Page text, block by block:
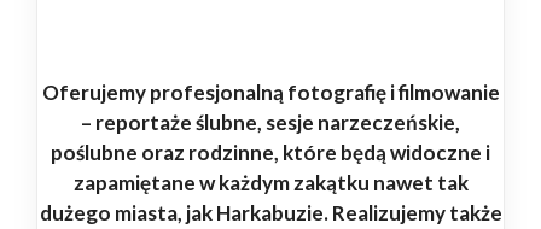
Oferujemy profesjonalną fotografię i filmowanie
– reportaże ślubne, sesje narzeczeńskie,
poślubne oraz rodzinne, które będą widoczne i
zapamiętane w każdym zakątku nawet tak
dużego miasta, jak Harkabuzie. Realizujemy także